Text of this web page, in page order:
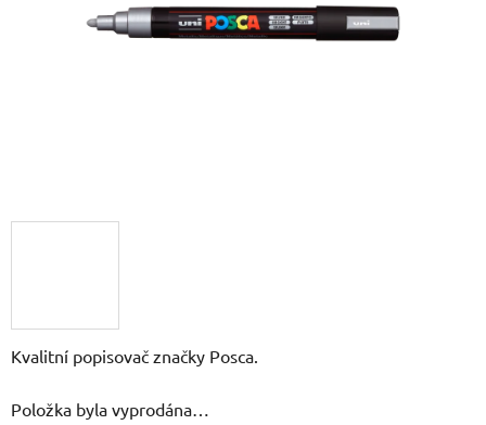
Kvalitní popisovač značky Posca.
Položka byla vyprodána…